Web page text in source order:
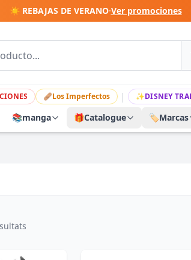
☀️ REBAJAS DE VERANO·Ver promociones
🩹Los Imperfectos | ✨DISNEY
📚manga 🎁Catalogue 🏷️Marcas